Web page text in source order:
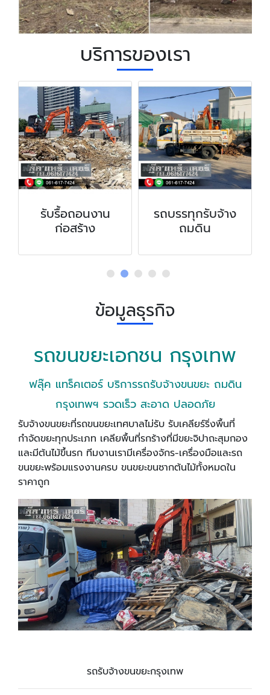
บริการของเรา
รับรื้อถอนงาน
ก่อสร้าง
รถบรรทุกรับจ้าง
ถมดิน
ข้อมูลธุรกิจ
รถขนขยะเอกชน กรุงเทพ
ฟลุ๊ค แทร็คเตอร์ บริการรถรับจ้างขนขยะ ถมดิน
กรุงเทพฯ รวดเร็ว สะอาด ปลอดภัย
รับจ้างขนขยะที่รถขนขยะเทศบาลไม่รับ รับเคลียร์ริ่งพื้นที่
กำจัดขยะทุกประเภท เคลียพื้นที่รกร้างที่มีขยะจิปาถะสุมกอง
และมีต้นไม้ขึ้นรก ทีมงานเรามีเครื่องจักร-เครื่องมือและรถ
ขนขยะพร้อมแรงงานครบ ขนขยะขนซากต้นไม้ทั้งหมดใน
ราคาถูก
รถรับจ้างขนขยะกรุงเทพ